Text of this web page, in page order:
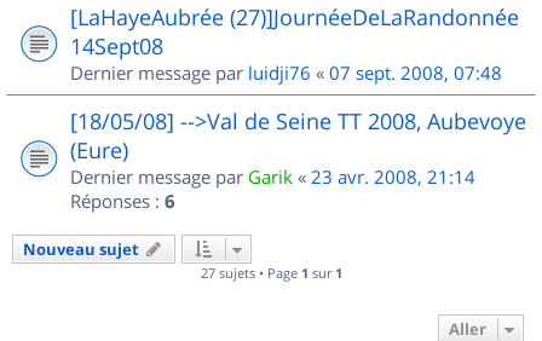
[LaHayeAubrée (27)]JournéeDeLaRandonnée
14Sept08
Dernier message par luidji76 « 07 sept. 2008, 07:48
[18/05/08] -->Val de Seine TT 2008, Aubevoye
(Eure)
Dernier message par Garik « 23 avr. 2008, 21:14
Réponses : 6
Nouveau sujet
27 sujets • Page 1 sur 1
Aller